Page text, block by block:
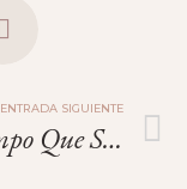
ENTRADA SIGUIENTE
El Tiempo Que Se Disfruta.